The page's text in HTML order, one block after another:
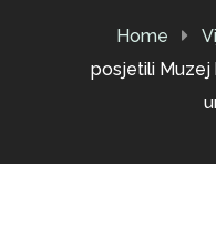
Home
posjetili Muzej